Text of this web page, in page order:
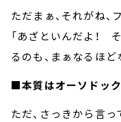
ただまぁ、それがね、
「あざといんだよ！
るのも、まぁなるほど
■本質はオーソドッ
ただ、さっきから言っ